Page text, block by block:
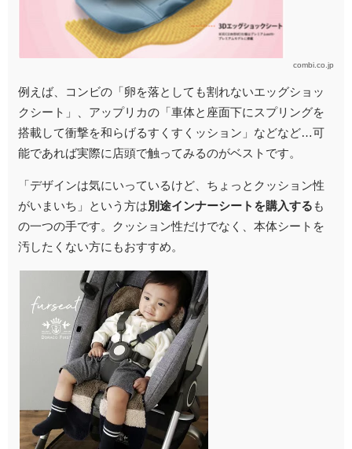
combi.co.jp
例えば、コンビの「卵を落としても割れないエッグショッ
クシート」、アップリカの「車体と座面下にスプリングを
搭載して衝撃を和らげるすくすくッション」などなど…可
能であれば実際に店頭で触ってみるのがベストです。
「デザインは気にいっているけど、ちょっとクッション性
がいまいち」という方は別途インナーシートを購入する も
の一つの手です。クッション性だけでなく、本体シートを
汚したくない方にもおすすめ。